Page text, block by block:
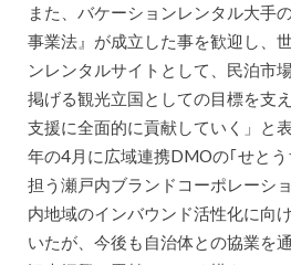
また、バケーションレンタル大手
事業法』が成立した事を歓迎し、
ンレンタルサイトとして、民泊市
掲げる観光立国としての目標を支
支援に全面的に貢献していく」と
年の4月に広域連携DMOの｢せと
担う瀬戸内ブランドコーポレーシ
内地域のインバウンド活性化に向
いたが、今後も自治体との協業を